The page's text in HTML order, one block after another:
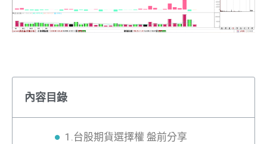
內容目錄
1.台股期貨選擇權 盤前分享